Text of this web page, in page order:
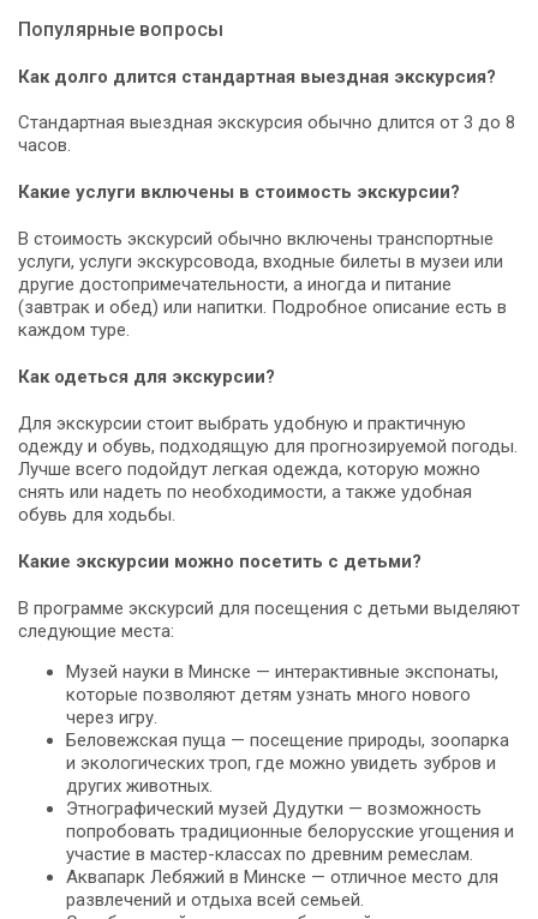
Популярные вопросы
Как долго длится стандартная выездная экскурсия?
Стандартная выездная экскурсия обычно длится от 3 до 8
часов.
Какие услуги включены в стоимость экскурсии?
В стоимость экскурсий обычно включены транспортные
услуги, услуги экскурсовода, входные билеты в музеи или
другие достопримечательности, а иногда и питание
(завтрак и обед) или напитки. Подробное описание есть в
каждом туре.
Как одеться для экскурсии?
Для экскурсии стоит выбрать удобную и практичную
одежду и обувь, подходящую для прогнозируемой погоды.
Лучше всего подойдут легкая одежда, которую можно
снять или надеть по необходимости, а также удобная
обувь для ходьбы.
Какие экскурсии можно посетить с детьми?
В программе экскурсий для посещения с детьми выделяют
следующие места:
Музей науки в Минске — интерактивные экспонаты,
которые позволяют детям узнать много нового
через игру.
Беловежская пуща — посещение природы, зоопарка
и экологических троп, где можно увидеть зубров и
других животных.
Этнографический музей Дудутки — возможность
попробовать традиционные белорусские угощения и
участие в мастер-классах по древним ремеслам.
Аквапарк Лебяжий в Минске — отличное место для
развлечений и отдыха всей семьей.